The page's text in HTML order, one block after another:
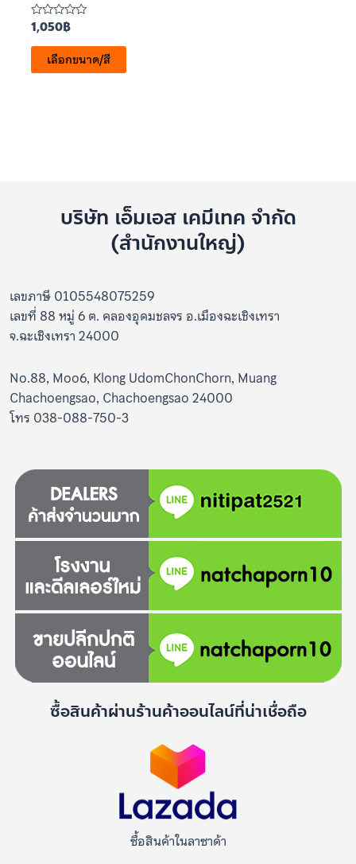
ให้
คะแนน
0
ตั้งแต่
5
1,050฿
เลือกขนาด/สี
บริษัท เอ็มเอส เคมีเทค จำกัด
(สำนักงานใหญ่)
เลขภาษี 0105548075259
เลขที่ 88 หมู่ 6 ต. คลองอุดมชลจร อ.เมืองฉะเชิงเทรา
จ.ฉะเชิงเทรา 24000
No.88, Moo6, Klong UdomChonChorn, Muang
Chachoengsao, Chachoengsao 24000
โทร 038-088-750-3
ซื้อสินค้าผ่านร้านค้าออนไลน์ที่น่าเชื่อถือ
ซื้อสินค้าในลาซาด้า